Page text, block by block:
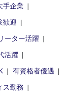
手企業
歓迎
ーター活躍
活躍
有資格者優遇
ス勤務